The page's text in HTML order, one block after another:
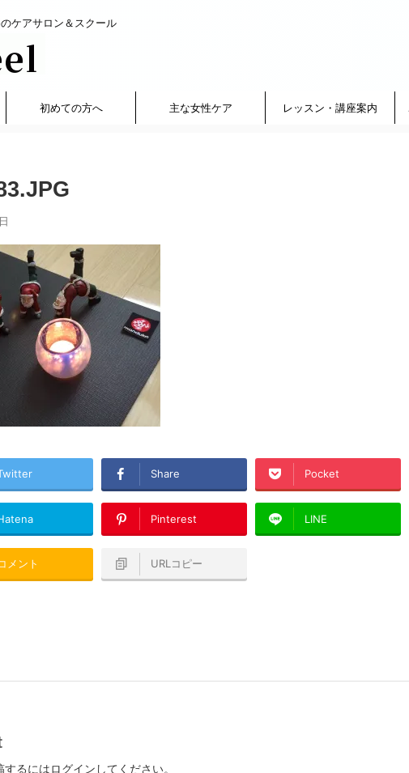
ケアサロン＆スクール
初めての方へ 主な女性ケア レッスン・講座案内
Share Pocket
Pinterest LINE
メント URLコピー
するにはログイン してください。